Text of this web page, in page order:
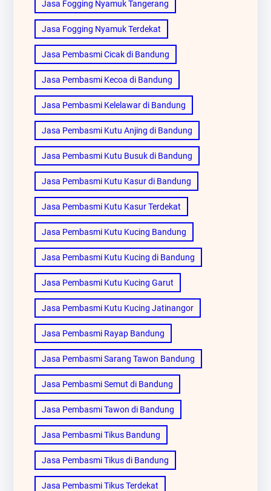
Jasa Fogging Nyamuk Tangerang
Jasa Fogging Nyamuk Terdekat
Jasa Pembasmi Cicak di Bandung
Jasa Pembasmi Kecoa di Bandung
Jasa Pembasmi Kelelawar di Bandung
Jasa Pembasmi Kutu Anjing di Bandung
Jasa Pembasmi Kutu Busuk di Bandung
Jasa Pembasmi Kutu Kasur di Bandung
Jasa Pembasmi Kutu Kasur Terdekat
Jasa Pembasmi Kutu Kucing Bandung
Jasa Pembasmi Kutu Kucing di Bandung
Jasa Pembasmi Kutu Kucing Garut
Jasa Pembasmi Kutu Kucing Jatinangor
Jasa Pembasmi Rayap Bandung
Jasa Pembasmi Sarang Tawon Bandung
Jasa Pembasmi Semut di Bandung
Jasa Pembasmi Tawon di Bandung
Jasa Pembasmi Tikus Bandung
Jasa Pembasmi Tikus di Bandung
Jasa Pembasmi Tikus Terdekat